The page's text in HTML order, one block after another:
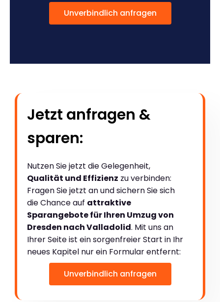
Unverbindlich anfragen
Jetzt anfragen &
sparen:
Nutzen Sie jetzt die Gelegenheit,
Qualität und Effizienz zu verbinden:
Fragen Sie jetzt an und sichern Sie sich
die Chance auf attraktive
Sparangebote für Ihren Umzug von
Dresden nach Valladolid. Mit uns an
Ihrer Seite ist ein sorgenfreier Start in Ihr
neues Kapitel nur ein Formular entfernt:
Unverbindlich anfragen